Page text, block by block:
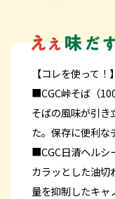
【コレを使って！】
■CGC峠そば（
そばの風味が引き
た。保存に便利な
■CGC日清ヘルシ
カラッとした油切
量を抑制したキャ